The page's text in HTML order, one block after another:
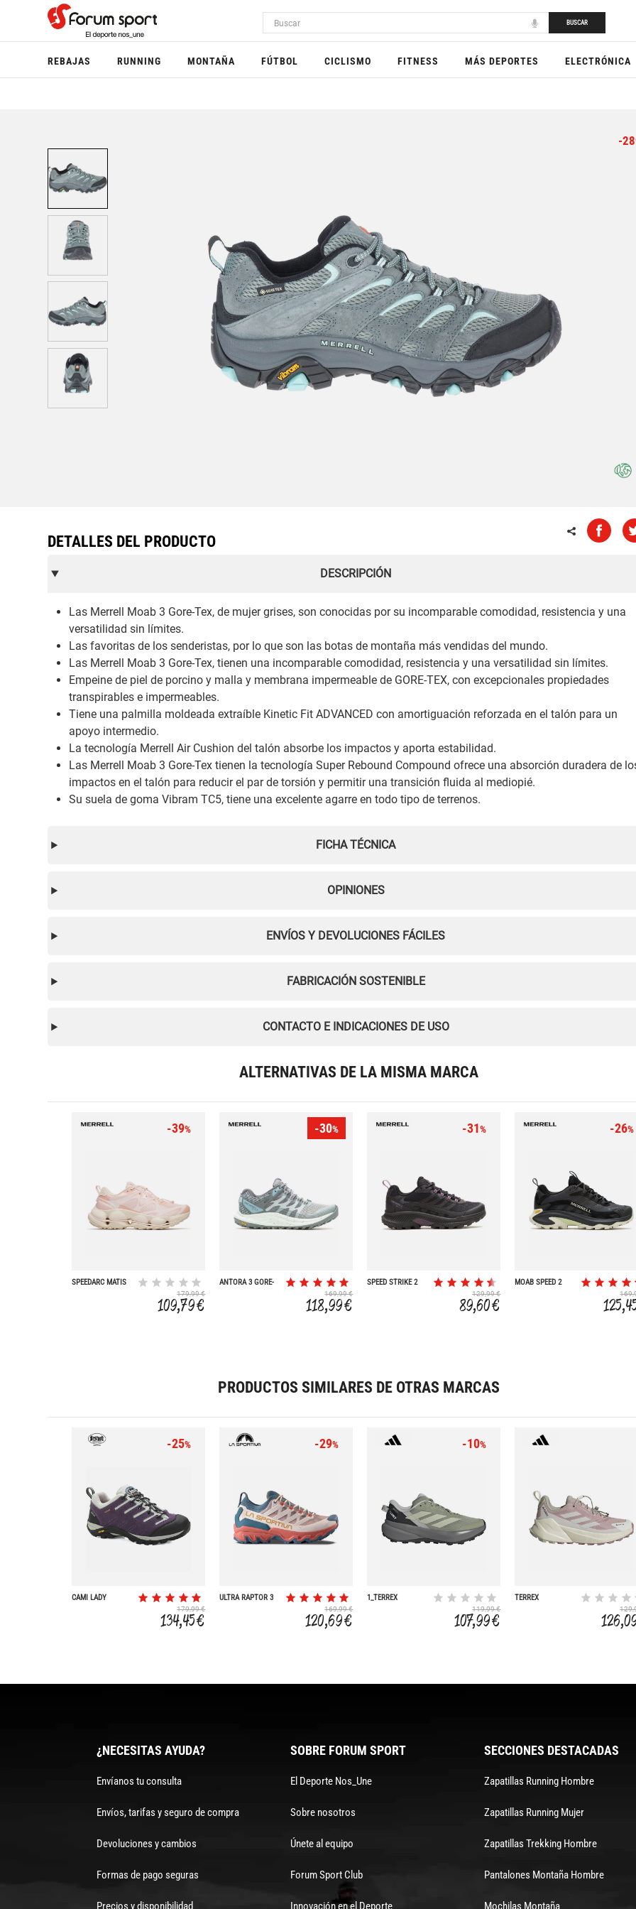
BUSCAR
REBAJAS RUNNING MONTAÑA FÚTBOL CICLISMO FITNESS MÁS DEPORTES ELECTRÓNICA
-28
DETALLES DEL PRODUCTO
DESCRIPCIÓN
Las Merrell Moab 3 Gore-Tex, de mujer grises, son conocidas por su incomparable comodidad, resistencia y una
versatilidad sin límites.
Las favoritas de los senderistas, por lo que son las botas de montaña más vendidas del mundo.
Las Merrell Moab 3 Gore-Tex, tienen una incomparable comodidad, resistencia y una versatilidad sin límites.
Empeine de piel de porcino y malla y membrana impermeable de GORE-TEX, con excepcionales propiedades
transpirables e impermeables.
Tiene una palmilla moldeada extraíble Kinetic Fit ADVANCED con amortiguación reforzada en el talón para un
apoyo intermedio.
La tecnología Merrell Air Cushion del talón absorbe los impactos y aporta estabilidad.
Las Merrell Moab 3 Gore-Tex tienen la tecnología Super Rebound Compound ofrece una absorción duradera de
impactos en el talón para reducir el par de torsión y permitir una transición fluida al mediopié.
Su suela de goma Vibram TC5, tiene una excelente agarre en todo tipo de terrenos.
FICHA TÉCNICA
OPINIONES
ENVÍOS Y DEVOLUCIONES FÁCILES
FABRICACIÓN SOSTENIBLE
CONTACTO E INDICACIONES DE USO
ALTERNATIVAS DE LA MISMA MARCA
-39%
SPEEDARC MATIS
179,99 €
109,79 €
-30%
ANTORA 3 GORE-
169,99 €
118,99 €
-31%
SPEED STRIKE 2
129,99 €
89,60 €
-26%
MOAB SPEED 2
PRODUCTOS SIMILARES DE OTRAS MARCAS
-25%
CAMI LADY
179,99 €
134,45 €
-29%
ULTRA RAPTOR 3
169,99 €
120,69 €
-10%
1_TERREX
119,99 €
107,99 €
TERREX
¿NECESITAS AYUDA?
Envíanos tu consulta
Envíos, tarifas y seguro de compra
Devoluciones y cambios
Formas de pago seguras
Precios y disponibilidad
SOBRE FORUM SPORT
El Deporte Nos_Une
Sobre nosotros
Únete al equipo
Forum Sport Club
Innovación en el Deporte
SECCIONES DESTACADAS
Zapatillas Running Hombre
Zapatillas Running Mujer
Zapatillas Trekking Hombre
Pantalones Montaña Hombre
Mochilas Montaña